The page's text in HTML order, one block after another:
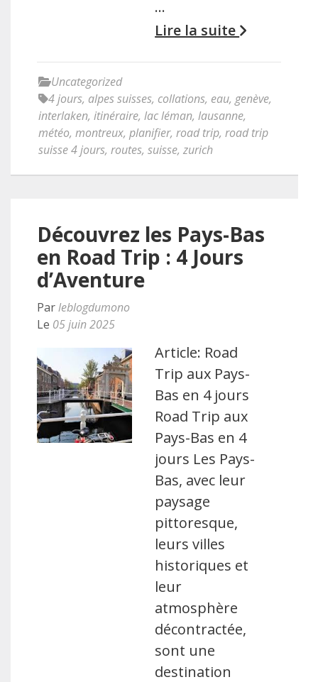
…
Lire la suite
Uncategorized
4 jours, alpes suisses, collations, eau, genève,
interlaken, itinéraire, lac léman, lausanne,
météo, montreux, planifier, road trip, road trip
suisse 4 jours, routes, suisse, zurich
Découvrez les Pays-Bas
en Road Trip : 4 Jours
d’Aventure
Parleblogdumono
Le 05 juin 2025
Article: Road
Trip aux Pays-
Bas en 4 jours
Road Trip aux
Pays-Bas en 4
jours Les Pays-
Bas, avec leur
paysage
pittoresque,
leurs villes
historiques et
leur
atmosphère
décontractée,
sont une
destination